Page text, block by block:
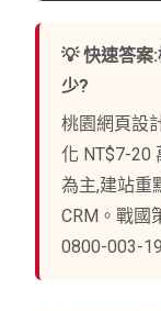
💡 快速答案
少?
桃園網頁設
化 NT$7-20
為主,建站重
CRM。戰國
0800-003-